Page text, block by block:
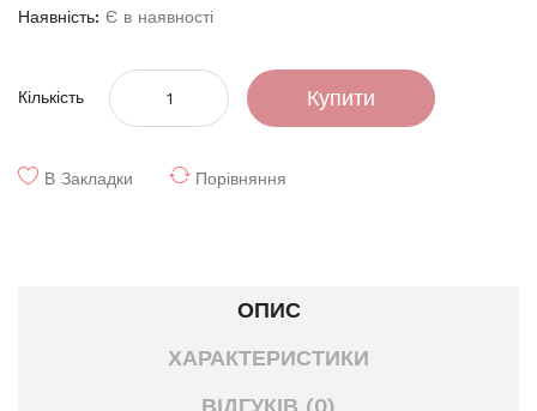
Наявність: Є в наявності
Кількість Купити
В Закладки Порівняння
ОПИС
ХАРАКТЕРИСТИКИ